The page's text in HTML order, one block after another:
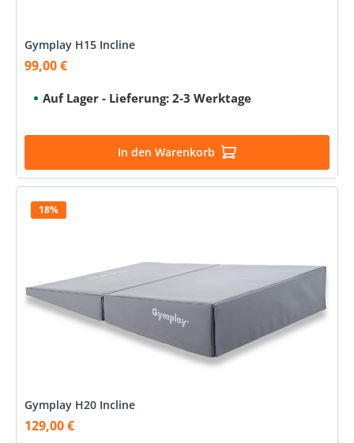
Gymplay H15 Incline
Verkaufspreis:
99,00 €
Auf Lager - Lieferung: 2-3 Werktage
In den Warenkorb
18%
Gymplay H20 Incline
Verkaufspreis:
129,00 €